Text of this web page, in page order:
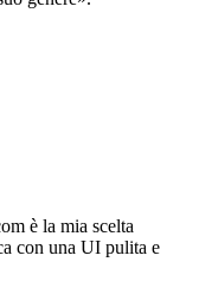
è la mia scelta
con una UI pulita e